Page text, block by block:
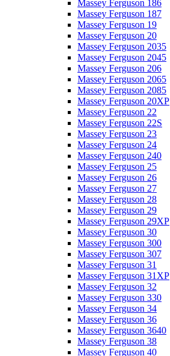
Massey Ferguson 186
Massey Ferguson 187
Massey Ferguson 19
Massey Ferguson 20
Massey Ferguson 2035
Massey Ferguson 2045
Massey Ferguson 206
Massey Ferguson 2065
Massey Ferguson 2085
Massey Ferguson 20XP
Massey Ferguson 22
Massey Ferguson 22S
Massey Ferguson 23
Massey Ferguson 24
Massey Ferguson 240
Massey Ferguson 25
Massey Ferguson 26
Massey Ferguson 27
Massey Ferguson 28
Massey Ferguson 29
Massey Ferguson 29XP
Massey Ferguson 30
Massey Ferguson 300
Massey Ferguson 307
Massey Ferguson 31
Massey Ferguson 31XP
Massey Ferguson 32
Massey Ferguson 330
Massey Ferguson 34
Massey Ferguson 36
Massey Ferguson 3640
Massey Ferguson 38
Massey Ferguson 40